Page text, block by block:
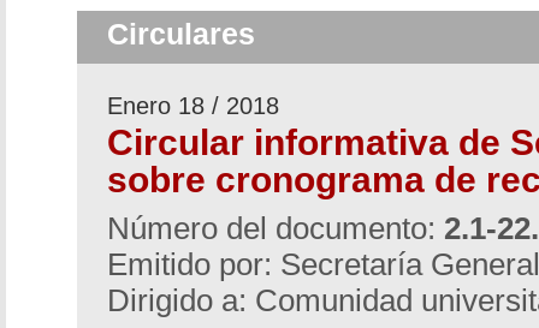
Circulares
Enero 18 / 2018
Circular informativa de
sobre cronograma de
Número del documento: 2.1-
Emitido por: Secretaría General
Dirigido a: Comunidad